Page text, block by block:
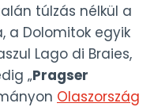
túlzás nélkül a
a Dolomitok egyik
Lago di Braies,
„Pragser
Olaszország